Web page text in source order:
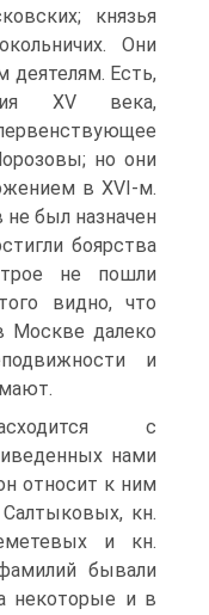
князья
Они
деятелям. Есть,
XV века,
но они
в XVI-м.
был назначен
боярства
трое не пошли
видно, что
Москве далеко
и
с
нами
относит к ним
кн.
и кн.
бывали
некоторые и в